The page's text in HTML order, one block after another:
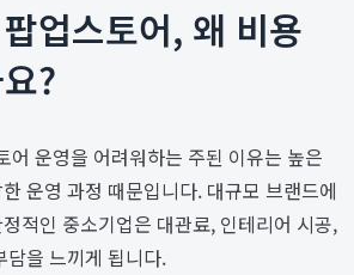
업스토어, 왜 비용
?
어 운영을 어려워하는 주된 이유는 높은
운영 과정 때문입니다. 대규모 브랜드에
적인 중소기업은 대관료, 인테리어 시공,
담을 느끼게 됩니다.